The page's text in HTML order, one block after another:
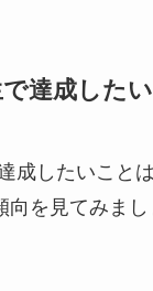
達成した
成したいこと
を見てみまし